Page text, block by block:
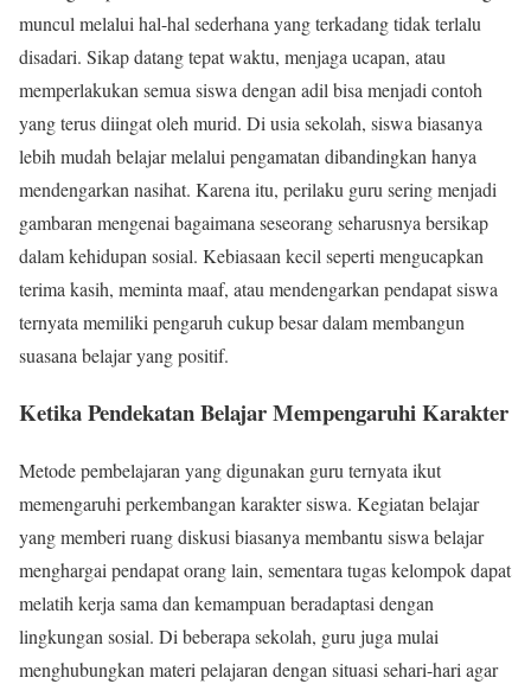
muncul melalui hal-hal sederhana yang terkadang tidak terlalu
disadari. Sikap datang tepat waktu, menjaga ucapan, atau
memperlakukan semua siswa dengan adil bisa menjadi contoh
yang terus diingat oleh murid. Di usia sekolah, siswa biasanya
lebih mudah belajar melalui pengamatan dibandingkan hanya
mendengarkan nasihat. Karena itu, perilaku guru sering menjadi
gambaran mengenai bagaimana seseorang seharusnya bersikap
dalam kehidupan sosial. Kebiasaan kecil seperti mengucapkan
terima kasih, meminta maaf, atau mendengarkan pendapat siswa
ternyata memiliki pengaruh cukup besar dalam membangun
suasana belajar yang positif.
Ketika Pendekatan Belajar Mempengaruhi Karakter
Metode pembelajaran yang digunakan guru ternyata ikut
memengaruhi perkembangan karakter siswa. Kegiatan belajar
yang memberi ruang diskusi biasanya membantu siswa belajar
menghargai pendapat orang lain, sementara tugas kelompok dapat
melatih kerja sama dan kemampuan beradaptasi dengan
lingkungan sosial. Di beberapa sekolah, guru juga mulai
menghubungkan materi pelajaran dengan situasi sehari-hari agar